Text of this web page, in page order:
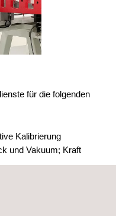
für die folgenden
Kalibrierung
und Vakuum; Kraft